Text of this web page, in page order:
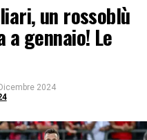
un rossoblù
a gennaio! Le
2024